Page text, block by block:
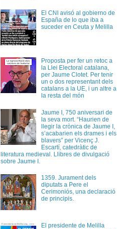
El CNI avisó al gobierno de
España de lo que iba a
suceder en Ceuta y Melilla
Proposta per fer un retoc a
la Llei Electoral catalana,
per Jaume Clotet. Per tenir
un o dos representant dels
catalans a la UE, i un altre a
la resta del món
Jaume I, 750 aniversari de
la seva mort. “Haurien de
llegir la crònica de Jaume I,
s’acabarien els drames i els
blavers” per Vicenç J.
Escartí, catedràtic de
literatura medieval. Llibres de divulgació
sobre Jaume I.
1359. Jurament dels
diputats a Pere el
Cerimoniós, una declaració
de principis.
El presidente de Melilla